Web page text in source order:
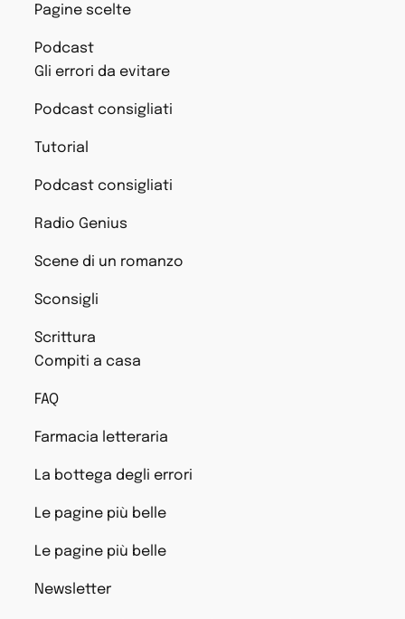
Pagine scelte
Podcast
Gli errori da evitare
Podcast consigliati
Tutorial
Podcast consigliati
Radio Genius
Scene di un romanzo
Sconsigli
Scrittura
Compiti a casa
FAQ
Farmacia letteraria
La bottega degli errori
Le pagine più belle
Le pagine più belle
Newsletter